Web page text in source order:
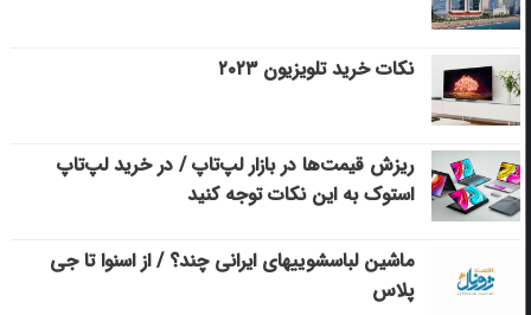
نکات خرید تلویزیون ۲۰۲۳
ریزش قیمت‌ها در بازار لپ‌تاپ / در خرید لپ‌تاپ
استوک به این نکات توجه کنید
ماشین لباسشویی‎های ایرانی چند؟ / از اسنوا تا جی
پلاس